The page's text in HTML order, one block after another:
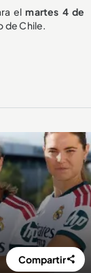
elmartes 4 de
de Chile.
Compartir